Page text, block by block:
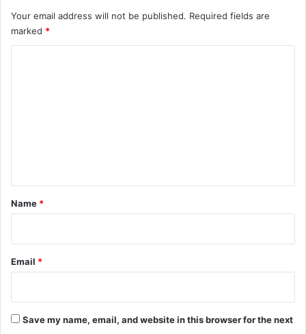
Your email address will not be published. Required fields are
marked *
*
Name *
Email *
Save my name, email, and website in this browser for the next